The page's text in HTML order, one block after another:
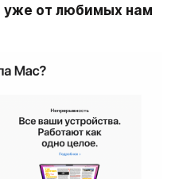
уже от любимых нам